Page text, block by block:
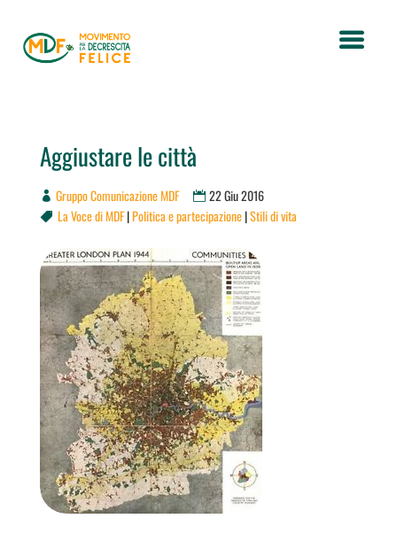
Aggiustare le città
Gruppo Comunicazione MDF 22 Giu 2016
 La Voce di MDF|Politica e partecipazione|Stili di vita